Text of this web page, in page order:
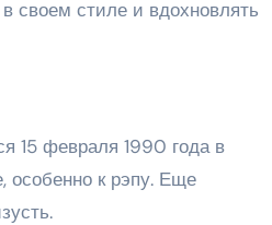
своем стиле и вдохновлять
15 февраля 1990 года в
особенно к рэпу. Еще